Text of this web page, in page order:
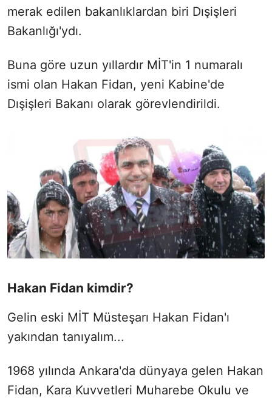
merak edilen bakanlıklardan biri Dışişleri
Bakanlığı'ydı.
Buna göre uzun yıllardır MİT'in 1 numaralı
ismi olan Hakan Fidan, yeni Kabine'de
Dışişleri Bakanı olarak görevlendirildi.
Hakan Fidan kimdir?
Gelin eski MİT Müsteşarı Hakan Fidan'ı
yakından tanıyalım...
1968 yılında Ankara'da dünyaya gelen Hakan
Fidan, Kara Kuvvetleri Muharebe Okulu ve